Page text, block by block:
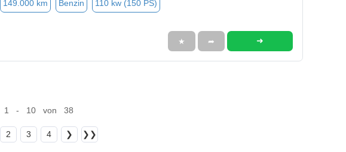
149.000 km Benzin 110 kw (150 PS)
★ ➦ ➜
1 - 10 von 38
2 3 4 ❯ ❯❯